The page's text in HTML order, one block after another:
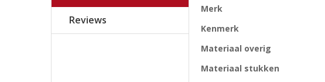
Reviews
Meer
Merk
Kenmerk
Materiaal overig
Materiaal stukken